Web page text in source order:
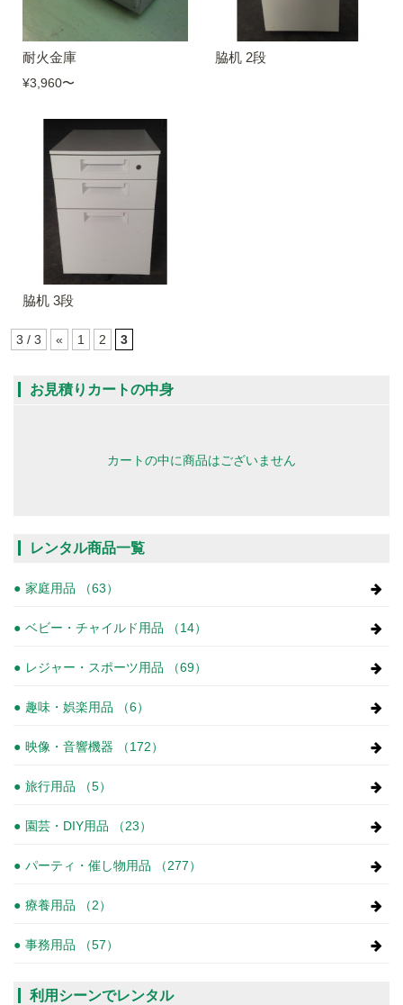
耐火金庫
¥3,960〜
脇机 2段
脇机 3段
3 / 3 « 1 2 3
お見積りカートの中身
カートの中に商品はございません
レンタル商品一覧
家庭用品 （63）
ベビー・チャイルド用品 （14）
レジャー・スポーツ用品 （69）
趣味・娯楽用品 （6）
映像・音響機器 （172）
旅行用品 （5）
園芸・DIY用品 （23）
パーティ・催し物用品 （277）
療養用品 （2）
事務用品 （57）
利用シーンでレンタル